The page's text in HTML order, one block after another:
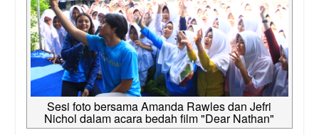
Sesi foto bersama Amanda Rawles dan Jefri
Nichol dalam acara bedah film "Dear Nathan"